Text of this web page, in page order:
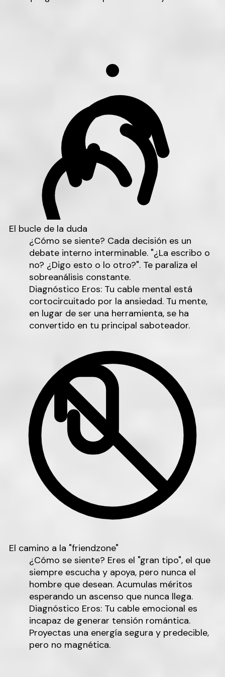
El bucle de la duda
¿Cómo se siente? Cada decisión es un
debate interno interminable. "¿La escribo o
no? ¿Digo esto o lo otro?". Te paraliza el
sobreanálisis constante.
Diagnóstico Eros: Tu cable mental está
cortocircuitado por la ansiedad. Tu mente,
en lugar de ser una herramienta, se ha
convertido en tu principal saboteador.
El camino a la "friendzone"
¿Cómo se siente? Eres el "gran tipo", el que
siempre escucha y apoya, pero nunca el
hombre que desean. Acumulas méritos
esperando un ascenso que nunca llega.
Diagnóstico Eros: Tu cable emocional es
incapaz de generar tensión romántica.
Proyectas una energía segura y predecible,
pero no magnética.